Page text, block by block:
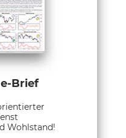
Brief
Wohlstand!